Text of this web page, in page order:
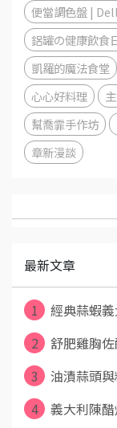
便當調色盤 |
鋁罐の健康飲食
凱羅的魔法食堂
心心好料理
幫喬霏手作坊
章新漫談
最新文章
1
經典蒜蝦
2
舒肥雞胸
3
油漬蒜頭
4
義大利陳